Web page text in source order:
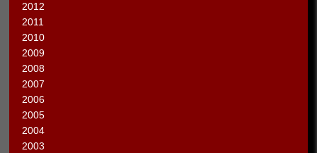
2012
2011
2010
2009
2008
2007
2006
2005
2004
2003